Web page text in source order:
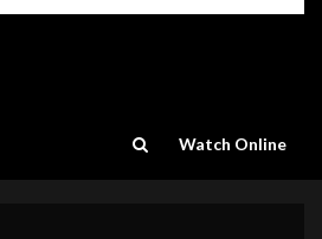
Watch Online